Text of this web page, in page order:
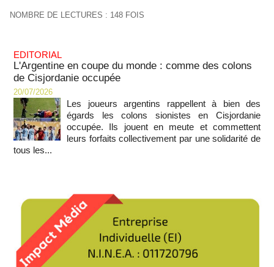
NOMBRE DE LECTURES : 148 FOIS
EDITORIAL
L'Argentine en coupe du monde : comme des colons
de Cisjordanie occupée
20/07/2026
Les joueurs argentins rappellent à bien des
égards les colons sionistes en Cisjordanie
occupée. Ils jouent en meute et commettent
leurs forfaits collectivement par une solidarité de
tous les...